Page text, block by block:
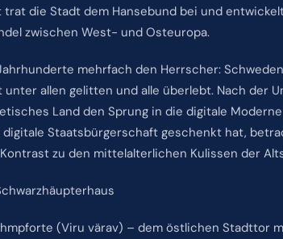
trat die Stadt dem Hansebund bei und
zwischen West- und Osteuropa.
mehrfach den Herrscher:
allen gelitten und alle überlebt. Nach der
Land den Sprung in die digitale Moderne
Staatsbürgerschaft geschenkt hat,
zu den mittelalterlichen Kulissen der
(Viru värav) – dem östlichen Stadttor